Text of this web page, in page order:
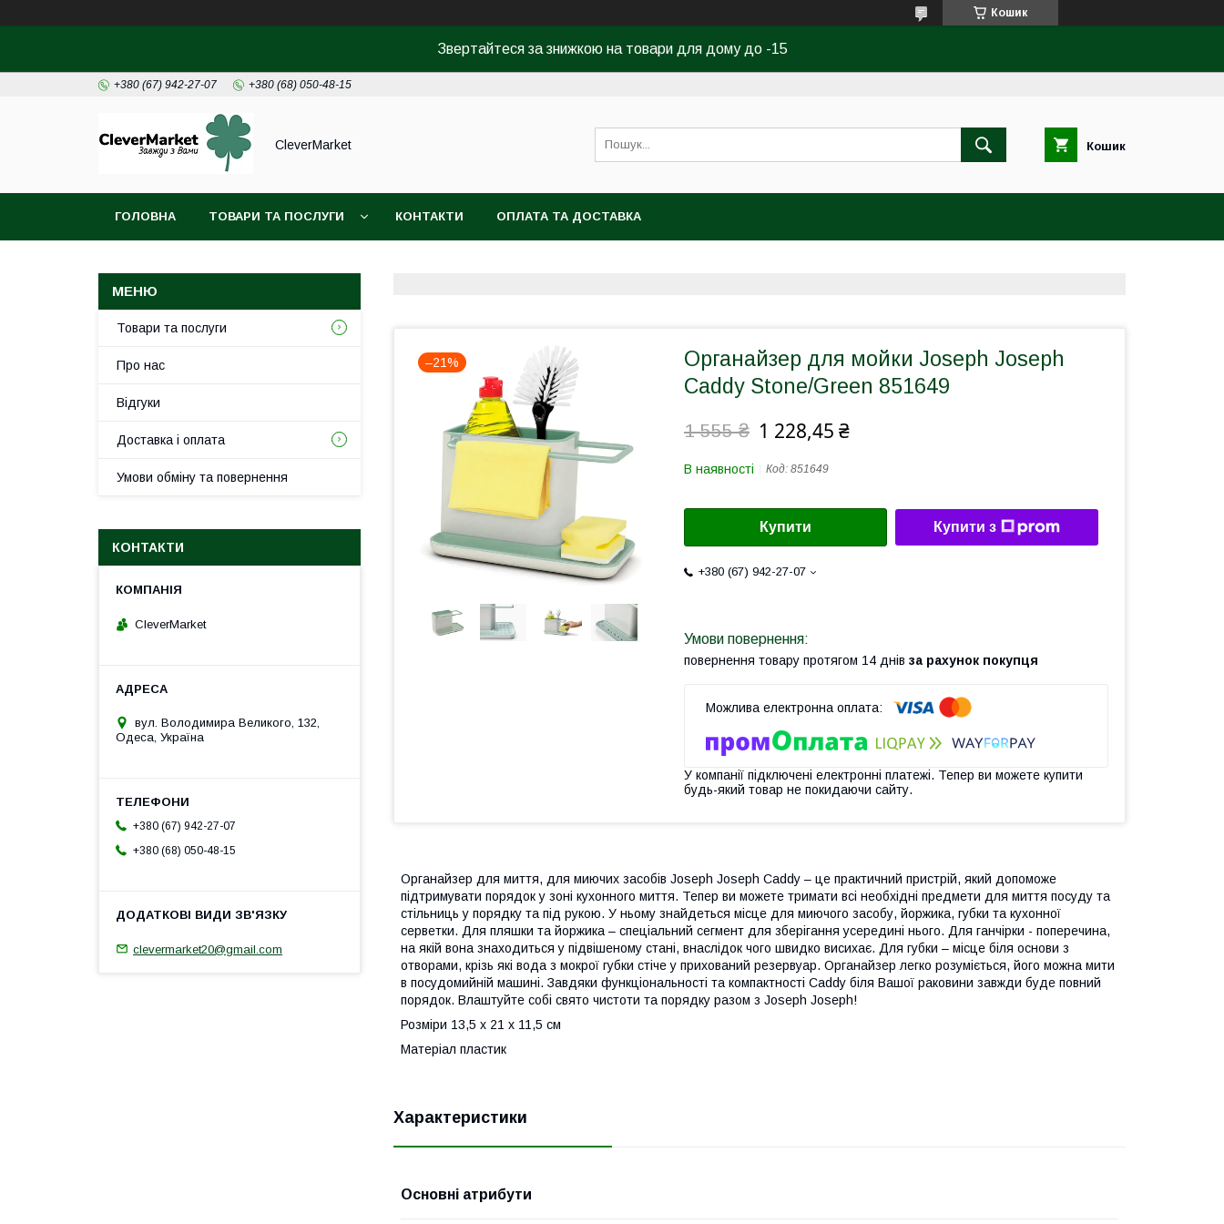
Кошик
Звертайтеся за знижкою на товари для дому до -15
+380 (67) 942-27-07 +380 (68) 050-48-15
CleverMarket Кошик
ГОЛОВНА ТОВАРИ ТА ПОСЛУГИ КОНТАКТИ ОПЛАТА ТА ДОСТАВКА
–21%
Органайзер для мойки Joseph Joseph
Caddy Stone/Green 851649
1 555 ₴ 1 228,45 ₴
В наявності Код: 851649
Купити Купити з
+380 (67) 942-27-07
повернення товару протягом 14 днів за рахунок покупця
У компанії підключені електронні платежі. Тепер ви можете купити
будь-який товар не покидаючи сайту.
Органайзер для миття, для миючих засобів Joseph Joseph Caddy – це практичний пристрій, який допоможе
підтримувати порядок у зоні кухонного миття. Тепер ви можете тримати всі необхідні предмети для миття посуду та
стільниць у порядку та під рукою. У ньому знайдеться місце для миючого засобу, йоржика, губки та кухонної
серветки. Для пляшки та йоржика – спеціальний сегмент для зберігання усередині нього. Для ганчірки - поперечина,
на якій вона знаходиться у підвішеному стані, внаслідок чого швидко висихає. Для губки – місце біля основи з
отворами, крізь які вода з мокрої губки стіче у прихований резервуар. Органайзер легко розуміється, його можна мити
в посудомийній машині. Завдяки функціональності та компактності Caddy біля Вашої раковини завжди буде повний
порядок. Влаштуйте собі свято чистоти та порядку разом з Joseph Joseph!
Розміри 13,5 x 21 x 11,5 см
Матеріал пластик
Характеристики
Основні атрибути
Товари та послуги
Про нас
Відгуки
Доставка і оплата
Умови обміну та повернення
КОНТАКТИ
CleverMarket
вул. Володимира Великого, 132,
Одеса, Україна
+380 (67) 942-27-07
+380 (68) 050-48-15
clevermarket20@gmail.com